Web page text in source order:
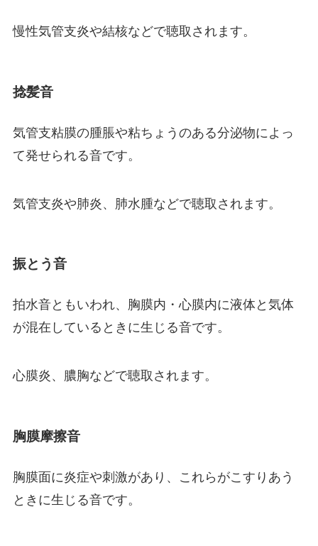
慢性気管支炎や結核などで聴取されます。
捻髪音
気管支粘膜の腫脹や粘ちょうのある分泌物によっ
て発せられる音です。
気管支炎や肺炎、肺水腫などで聴取されます。
振とう音
拍水音ともいわれ、胸膜内・心膜内に液体と気体
が混在しているときに生じる音です。
心膜炎、膿胸などで聴取されます。
胸膜摩擦音
胸膜面に炎症や刺激があり、これらがこすりあう
ときに生じる音です。